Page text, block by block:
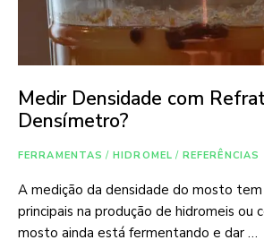
Medir Densidade com
Densímetro?
FERRAMENTAS / HIDROMEL / REFERÊNCIAS
A medição da densidade do mosto tem
principais na produção de hidromeis ou
mosto ainda está fermentando e dar …